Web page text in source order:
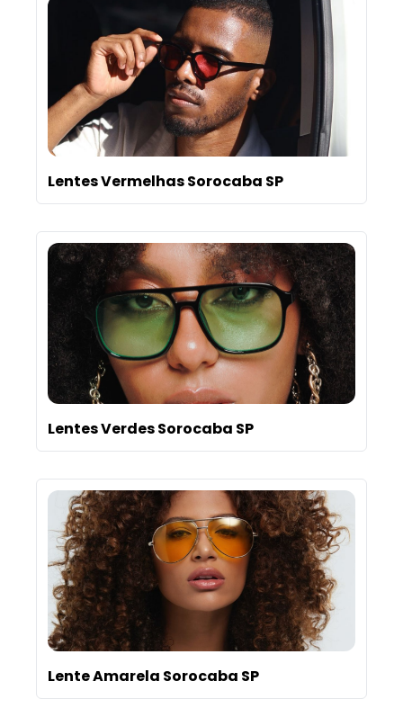
Lentes Vermelhas Sorocaba SP
Lentes Verdes Sorocaba SP
Lente Amarela Sorocaba SP